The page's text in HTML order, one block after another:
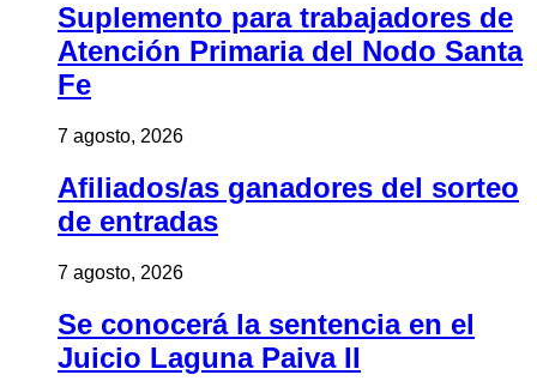
Suplemento para trabajadores de
Atención Primaria del Nodo Santa
Fe
7 agosto, 2026
Afiliados/as ganadores del sorteo
de entradas
7 agosto, 2026
Se conocerá la sentencia en el
Juicio Laguna Paiva II